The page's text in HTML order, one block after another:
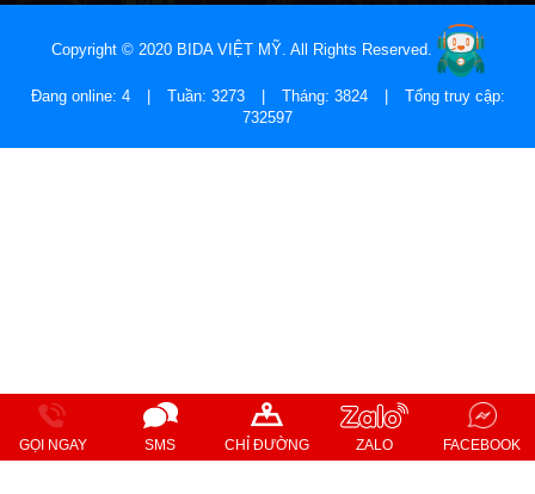
Copyright © 2020 BIDA VIỆT MỸ. All Rights Reserved.
Đang online: 4 Tuần: 3273 Tháng: 3824
Tổng truy cập:
732597
GỌI NGAY SMS CHỈ ĐƯỜNG ZALO FACEBOOK